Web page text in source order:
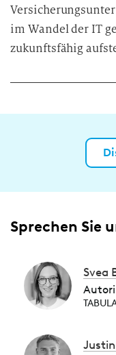
im Wandel der IT
zukunftsfähig
Sprechen Sie
Svea